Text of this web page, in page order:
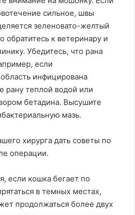
сильное, швы
зеленовато-желтый
обратитесь к ветеринару и
Убедитесь, что рана
если
инфицирована
рану теплой водой или
бетадина. Высушите
мазь.
хирурга дать советы по
операции.
если кошка бегает по
в темных местах,
продолжаться более двух